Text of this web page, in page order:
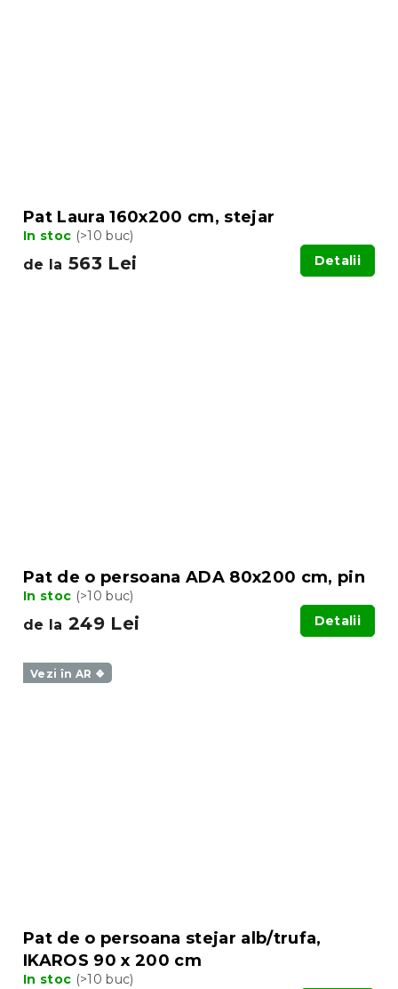
Pat Laura 160x200 cm, stejar
In stoc (>10 buc)
de la 563 Lei Detalii
Pat de o persoana ADA 80x200 cm, pin
In stoc (>10 buc)
de la 249 Lei Detalii
Vezi în AR ❖
Pat de o persoana stejar alb/trufa,
IKAROS 90 x 200 cm
In stoc (>10 buc)